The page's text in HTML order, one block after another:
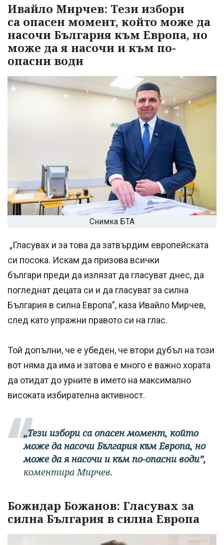
Ивайло Мирчев: Тези избори
са опасен момент, който може да
насочи България към Европа, но
може да я насочи и към по-
опасни води
Снимка БТА
„Гласувах и за това да затвърдим европейската
си посока. Искам да призова всички
българи преди да излязат да гласуват днес, да
погледнат децата си и да гласуват за силна
България в силна Европа”, каза Ивайло Мирчев,
след като упражни правото си на глас.
Той допълни, че е убеден, че втори дубъл на този
вот няма да има и затова е много е важно хората
да отидат до урните в името на максимално
високата избирателна активност.
„Тези избори са опасен момент, който
може да насочи България към Европа, но
може да я насочи и към по-опасни води”,
коментира Мирчев.
Божидар Божанов: Гласувах за
силна България в силна Европа